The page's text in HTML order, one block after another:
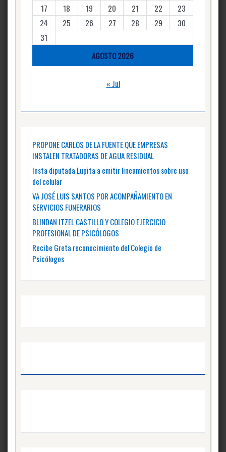
AGOSTO 2026
17
18 19 20 21 22
23
24
25 26 27 28 29
30
31
« Jul
PROPONE CARLOS DE LA FUENTE QUE EMPRESAS
INSTALEN TRATADORAS DE AGUA RESIDUAL
Insta diputada Lupita a emitir lineamientos sobre uso
del celular
VA JOSÉ LUIS SANTOS POR ACOMPAÑAMIENTO EN
SERVICIOS FUNERARIOS
BLINDAN ITZEL CASTILLO Y COLEGIO EJERCICIO
PROFESIONAL DE PSICÓLOGOS
Recibe Greta reconocimiento del Colegio de
Psicólogos